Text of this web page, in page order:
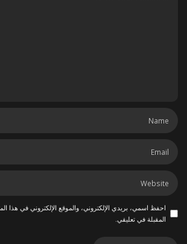
احفظ اسمي، بريدي الإلكتروني، والموقع الإلكتروني في هذا
المقبلة في تعليقي.